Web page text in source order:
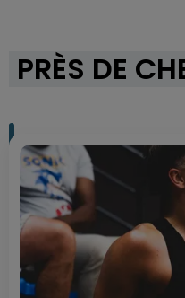
PRÈS DE